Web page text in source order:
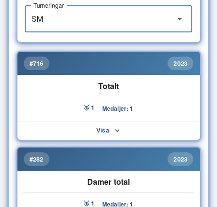
Turneringar
#716 2023
Totalt
🥉 1 Medaljer: 1
Visa
#282 2023
Damer total
🥉 1 Medaljer: 1